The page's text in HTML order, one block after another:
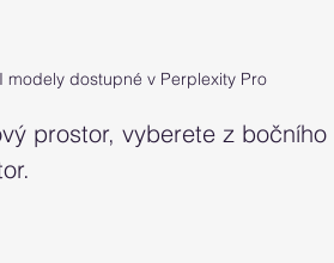
modely dostupné v Perplexity Pro
prostor, vyberete z